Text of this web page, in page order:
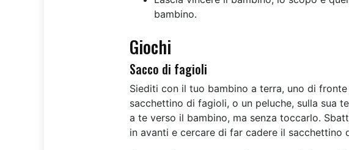
bambino.
Giochi
Sacco di fagioli
Siediti con il tuo bambino a terra, uno di
sacchettino di fagioli, o un peluche, sulla sua
a te verso il bambino, ma senza toccarlo.
in avanti e cercare di far cadere il sacchettino